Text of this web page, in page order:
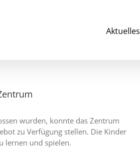
Aktuelles
wurden, konnte das Zentrum
zu Verfügung stellen. Die Kinder
lernen und spielen.